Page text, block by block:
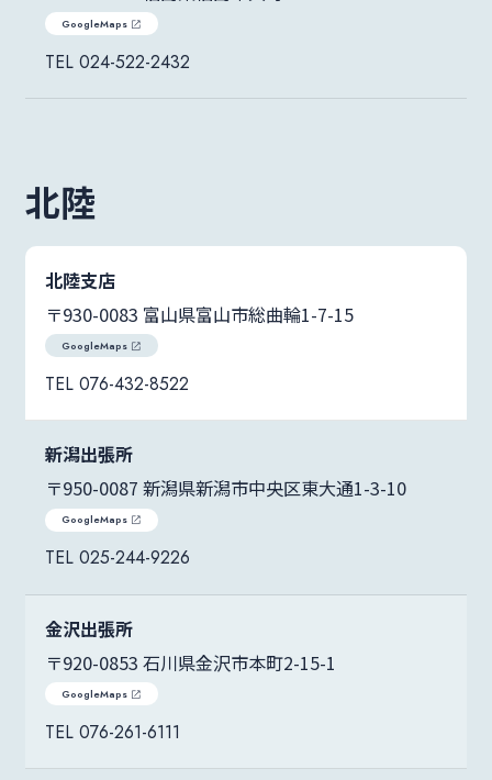
GoogleMaps
024-522-2432
北陸
北陸支店
〒930-0083 富山県富山市総曲輪1-7-15
GoogleMaps
076-432-8522
新潟出張所
〒950-0087 新潟県新潟市中央区東大通1-3-10
GoogleMaps
025-244-9226
金沢出張所
〒920-0853 石川県金沢市本町2-15-1
GoogleMaps
076-261-6111